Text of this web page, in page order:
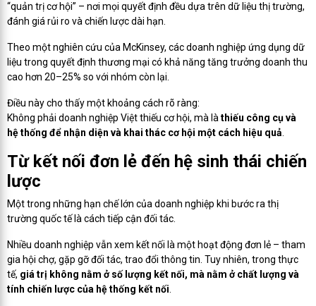
“quản trị cơ hội” – nơi mọi quyết định đều dựa trên dữ liệu thị trường,
đánh giá rủi ro và chiến lược dài hạn.
Theo một nghiên cứu của McKinsey, các doanh nghiệp ứng dụng dữ
liệu trong quyết định thương mại có khả năng tăng trưởng doanh thu
cao hơn 20–25% so với nhóm còn lại.
Điều này cho thấy một khoảng cách rõ ràng:
Không phải doanh nghiệp Việt thiếu cơ hội, mà là thiếu công cụ và
hệ thống để nhận diện và khai thác cơ hội một cách hiệu quả
Từ kết nối đơn lẻ đến hệ sinh thái chiến
lược
Một trong những hạn chế lớn của doanh nghiệp khi bước ra thị
trường quốc tế là cách tiếp cận đối tác.
Nhiều doanh nghiệp vẫn xem kết nối là một hoạt động đơn lẻ – tham
gia hội chợ, gặp gỡ đối tác, trao đổi thông tin. Tuy nhiên, trong thực
tế, giá trị không nằm ở số lượng kết nối, mà nằm ở chất lượng và
tính chiến lược của hệ thống kết nối